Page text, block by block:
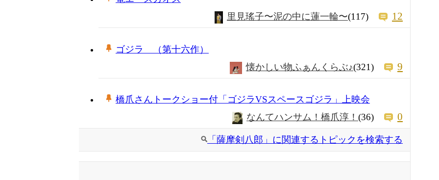
里見瑤子〜泥の中に蓮一輪〜(117) 12
ゴジラ （第十六作）
懐かしい物ふぁんくらぶ♪(321) 9
橋爪さんトークショー付「ゴジラVSスペースゴジラ」上映会
なんてハンサム！橋爪淳！ (36) 0
「薩摩剣八郎」に関連するトピックを検索する